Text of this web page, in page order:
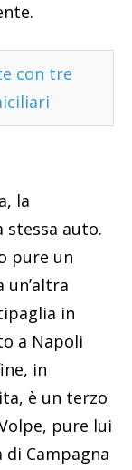
con tre
la
stessa auto.
pure un
un’altra
in
a Napoli
in
è un terzo
pure lui
di Campagna